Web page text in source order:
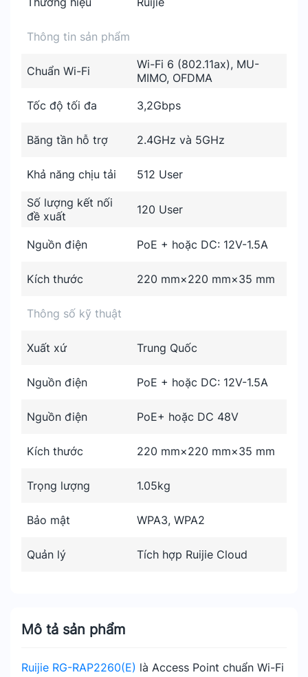
Mô tả sản phẩm
Ruijie RG-RAP2260(E) là Access Point chuẩn Wi-Fi
Thông tin sản phẩm
Chuẩn Wi-Fi
Wi-Fi 6 (802.11ax), MU-
MIMO, OFDMA
Tốc độ tối đa
3,2Gbps
Băng tần hỗ trợ 2.4GHz và 5GHz
Khả năng chịu tải 512 User
Số lượng kết nối
đề xuất
120 User
Nguồn điện PoE + hoặc DC: 12V-1.5A
Kích thước 220 mm×220 mm×35 mm
Thông số kỹ thuật
Xuất xứ Trung Quốc
Nguồn điện PoE + hoặc DC: 12V-1.5A
Nguồn điện PoE+ hoặc DC 48V
Kích thước 220 mm×220 mm×35 mm
Trọng lượng 1.05kg
Bảo mật WPA3, WPA2
Quản lý Tích hợp Ruijie Cloud